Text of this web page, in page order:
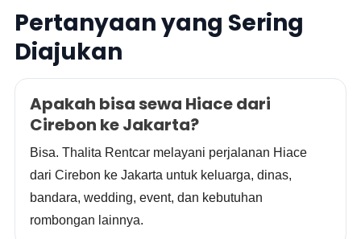
Pertanyaan yang Sering
Diajukan
Apakah bisa sewa Hiace dari
Cirebon ke Jakarta?
Bisa. Thalita Rentcar melayani perjalanan Hiace
dari Cirebon ke Jakarta untuk keluarga, dinas,
bandara, wedding, event, dan kebutuhan
rombongan lainnya.